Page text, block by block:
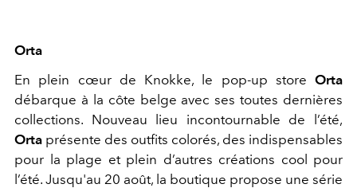
Orta
En plein cœur de Knokke, le pop-up store Orta
débarque à la côte belge avec ses toutes dernières
collections. Nouveau lieu incontournable de l’été,
Orta présente des outfits colorés, des indispensables
pour la plage et plein d’autres créations cool pour
l’été. Jusqu'au 20 août, la boutique propose une série